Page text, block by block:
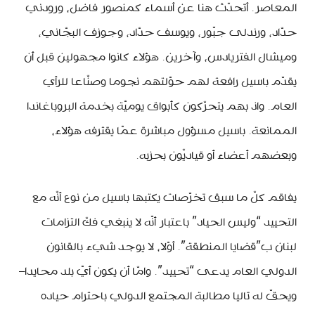
المعاصر. أتحدّث هنا عن أسماء كمنصور فاضل، ورودني
حدّاد، ورندلى جبّور، ويوسف حدّاد، وجوزف البجّاني،
وميشال الفتريادس، وآخرين. هؤلاء كانوا مجهولين قبل أن
يقدّم باسيل رافعة لهم حوّلتهم نجوما وصنّاعا للرأي
العام. واذ بهم يتحرّكون كأبواق يوميّة بخدمة البروباغاندا
الممانعة. باسيل مسؤول مباشرة عمّا يقترفه هؤلاء،
وبعضهم أعضاء أو قياديّون بحزبه.
يفاقم كلّ ما سبق تخرّصات يكتبها باسيل من نوع أنّه مع
التحييد “وليس الحياد” باعتبار أنّه لا ينبغي فكّ التزامات
لبنان ب”قضايا المنطقة”. أوّلا، لا يوجد شيء بالقانون
الدولي العام يدعى “تحييد”. وامّا أن يكون أيّ بلد محايدا–
ويحقّ له تاليا مطالبة المجتمع الدولي باحترام حياده